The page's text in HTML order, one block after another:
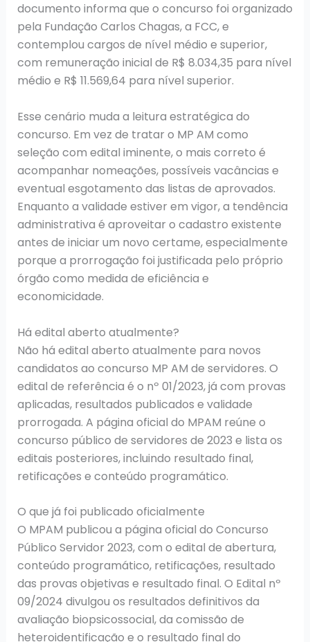
documento informa que o concurso foi organizado
pela Fundação Carlos Chagas, a FCC, e
contemplou cargos de nível médio e superior,
com remuneração inicial de R$ 8.034,35 para nível
médio e R$ 11.569,64 para nível superior.
Esse cenário muda a leitura estratégica do
concurso. Em vez de tratar o MP AM como
seleção com edital iminente, o mais correto é
acompanhar nomeações, possíveis vacâncias e
eventual esgotamento das listas de aprovados.
Enquanto a validade estiver em vigor, a tendência
administrativa é aproveitar o cadastro existente
antes de iniciar um novo certame, especialmente
porque a prorrogação foi justificada pelo próprio
órgão como medida de eficiência e
economicidade.
Há edital aberto atualmente?
Não há edital aberto atualmente para novos
candidatos ao concurso MP AM de servidores. O
edital de referência é o nº 01/2023, já com provas
aplicadas, resultados publicados e validade
prorrogada. A página oficial do MPAM reúne o
concurso público de servidores de 2023 e lista os
editais posteriores, incluindo resultado final,
retificações e conteúdo programático.
O que já foi publicado oficialmente
O MPAM publicou a página oficial do Concurso
Público Servidor 2023, com o edital de abertura,
conteúdo programático, retificações, resultado
das provas objetivas e resultado final. O Edital nº
09/2024 divulgou os resultados definitivos da
avaliação biopsicossocial, da comissão de
heteroidentificação e o resultado final do